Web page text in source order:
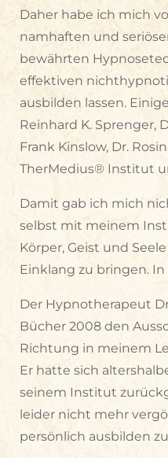
Daher habe ich mich
namhaften und
bewährten
effektiven
ausbilden lassen.
Reinhard K. Sprenger,
Frank Kinslow, Dr.
TherMedius® Institut
Damit gab ich mich
selbst mit meinem
Körper, Geist und
Einklang zu bringen.
Der Hypnotherapeut
Bücher 2008 den
Richtung in meinem
Er hatte sich
seinem Institut
leider nicht mehr
persönlich ausbilden